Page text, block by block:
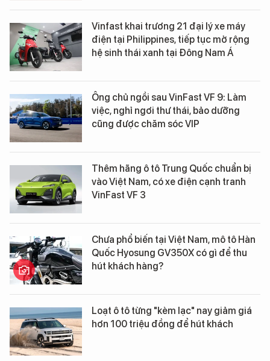
Vinfast khai trương 21 đại lý xe máy
điện tại Philippines, tiếp tục mở rộng
hệ sinh thái xanh tại Đông Nam Á
Ông chủ ngồi sau VinFast VF 9: Làm
việc, nghỉ ngơi thư thái, bảo dưỡng
cũng được chăm sóc VIP
Thêm hãng ô tô Trung Quốc chuẩn bị
vào Việt Nam, có xe điện cạnh tranh
VinFast VF 3
Chưa phổ biến tại Việt Nam, mô tô Hàn
Quốc Hyosung GV350X có gì để thu
hút khách hàng?
Loạt ô tô từng "kèm lạc" nay giảm giá
hơn 100 triệu đồng để hút khách